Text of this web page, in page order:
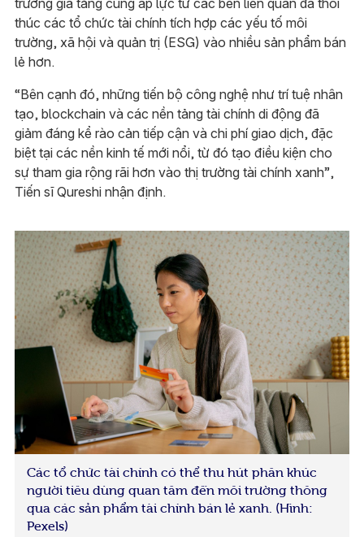
trường gia tăng cùng áp lực từ các bên liên quan đã thôi
thúc các tổ chức tài chính tích hợp các yếu tố môi
trường, xã hội và quản trị (ESG) vào nhiều sản phẩm bán
lẻ hơn.
“Bên cạnh đó, những tiến bộ công nghệ như trí tuệ nhân
tạo, blockchain và các nền tảng tài chính di động đã
giảm đáng kể rào cản tiếp cận và chi phí giao dịch, đặc
biệt tại các nền kinh tế mới nổi, từ đó tạo điều kiện cho
sự tham gia rộng rãi hơn vào thị trường tài chính xanh”,
Tiến sĩ Qureshi nhận định.
Các tổ chức tài chính có thể thu hút phân khúc
người tiêu dùng quan tâm đến môi trường thông
qua các sản phẩm tài chính bán lẻ xanh. (Hình:
Pexels)